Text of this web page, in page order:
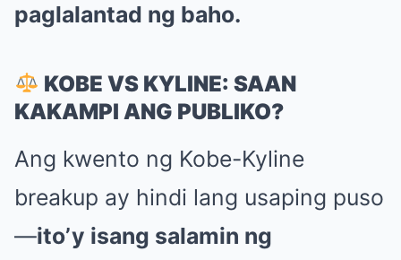
paglalantad ng baho.
KOBE VS KYLINE: SAAN
KAKAMPI ANG PUBLIKO?
Ang kwento ng Kobe-Kyline
breakup ay hindi lang usaping puso
—ito’y isang salamin ng